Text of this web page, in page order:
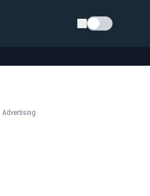
Schimba tema
Advertising